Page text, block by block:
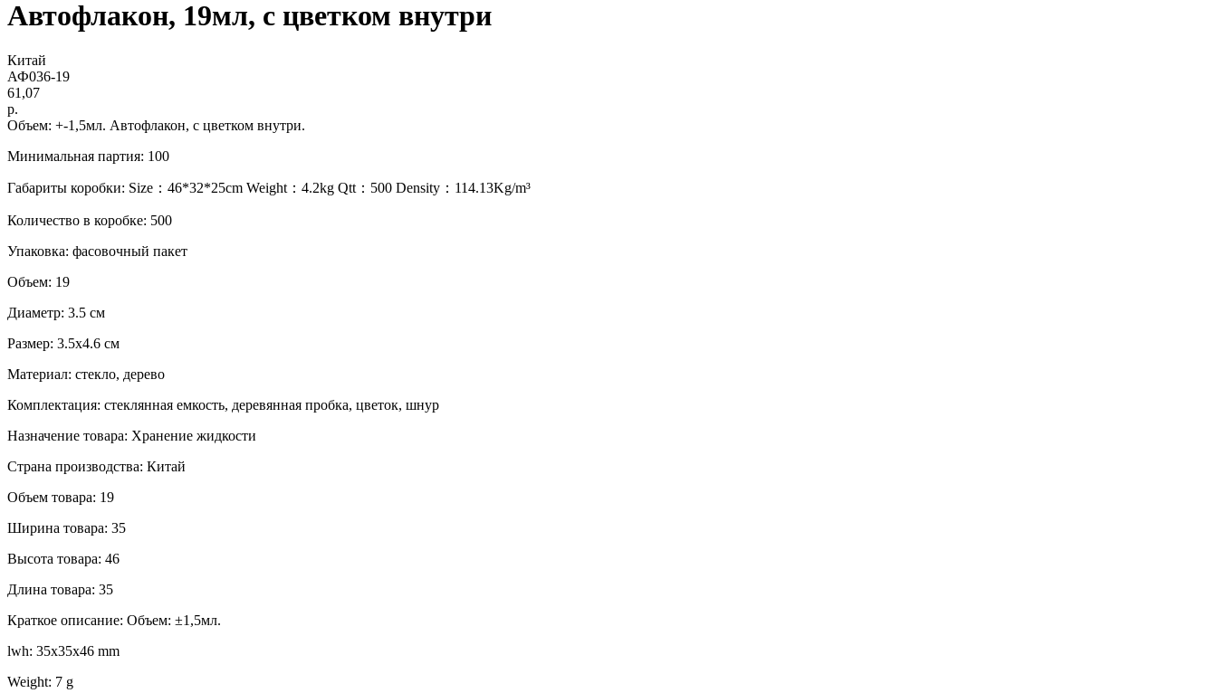
Автофлакон, 19мл, с цветком внутри
Китай
АФ036-19
61,07
р.
Объем: +-1,5мл. Автофлакон, с цветком внутри.
Минимальная партия: 100
Габариты коробки: Size：46*32*25cm Weight：4.2kg Qtt：500 Density：114.13Kg/m³
Количество в коробке: 500
Упаковка: фасовочный пакет
Объем: 19
Диаметр: 3.5 см
Размер: 3.5х4.6 см
Материал: стекло, дерево
Комплектация: стеклянная емкость, деревянная пробка, цветок, шнур
Назначение товара: Хранение жидкости
Страна производства: Китай
Объем товара: 19
Ширина товара: 35
Высота товара: 46
Длина товара: 35
Краткое описание: Объем: ±1,5мл.
lwh: 35x35x46 mm
Weight: 7 g